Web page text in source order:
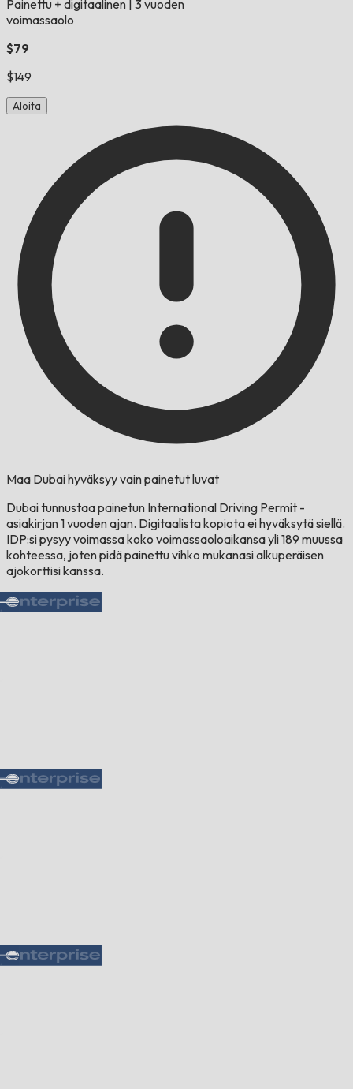
Painettu + digitaalinen 3 vuoden
voimassaolo
$79
$149
Aloita
Maa Dubai hyväksyy vain painetut luvat
Dubai tunnustaa painetun International Driving Permit -
asiakirjan 1 vuoden ajan. Digitaalista kopiota ei hyväksytä siellä.
IDP:si pysyy voimassa koko voimassaoloaikansa yli 189 muussa
kohteessa, joten pidä painettu vihko mukanasi alkuperäisen
ajokorttisi kanssa.